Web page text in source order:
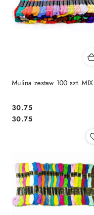
Mulina zestaw 100 szt. MIX
Cena:
30.75
Cena:
30.75